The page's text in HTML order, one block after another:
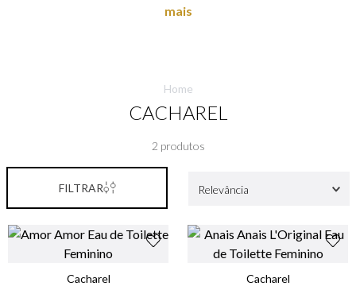
mais
Home
CACHAREL
2 produtos
FILTRAR Relevância
Cacharel Cacharel
carolina herrera
nishane
versace
10º lancôme